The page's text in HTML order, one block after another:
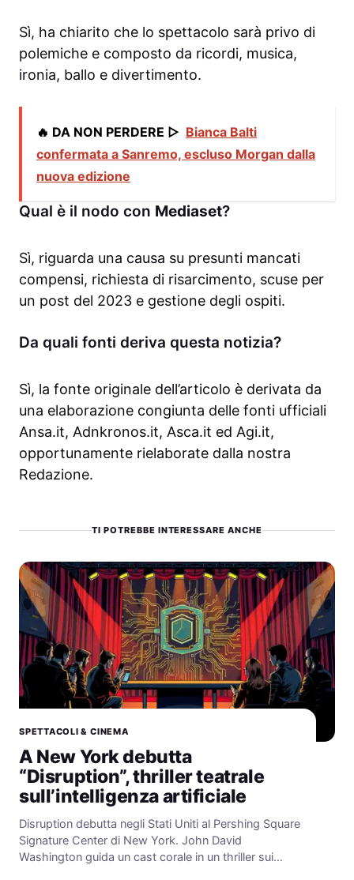
Sì, ha chiarito che lo spettacolo sarà privo di
polemiche e composto da ricordi, musica,
ironia, ballo e divertimento.
🔥 DA NON PERDERE ▷ Bianca Balti
confermata a Sanremo, escluso Morgan dalla
nuova edizione
Qual è il nodo con Mediaset?
Sì, riguarda una causa su presunti mancati
compensi, richiesta di risarcimento, scuse per
un post del 2023 e gestione degli ospiti.
Da quali fonti deriva questa notizia?
Sì, la fonte originale dell’articolo è derivata da
una elaborazione congiunta delle fonti ufficiali
Ansa.it, Adnkronos.it, Asca.it ed Agi.it,
opportunamente rielaborate dalla nostra
Redazione.
TI POTREBBE INTERESSARE ANCHE
SPETTACOLI & CINEMA
A New York debutta
“Disruption”, thriller teatrale
sull’intelligenza artificiale
Disruption debutta negli Stati Uniti al Pershing Square
Signature Center di New York. John David
Washington guida un cast corale in un thriller sui…